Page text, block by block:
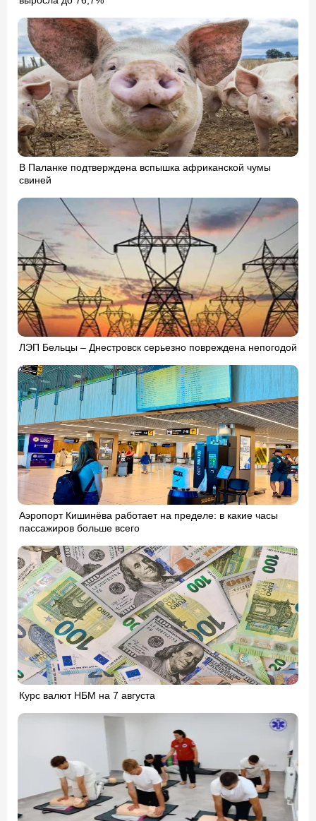
В Паланке подтверждена вспышка африканской чумы
свиней
ЛЭП Бельцы – Днестровск серьезно повреждена непогодой
Аэропорт Кишинёва работает на пределе: в какие часы
пассажиров больше всего
Курс валют НБМ на 7 августа